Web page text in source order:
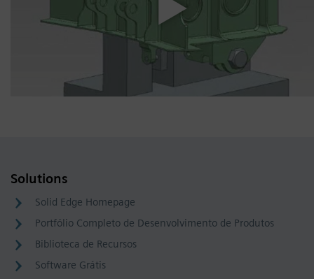
Solutions
Solid Edge Homepage
Portfólio Completo de Desenvolvimento de Produtos
Biblioteca de Recursos
Software Grátis